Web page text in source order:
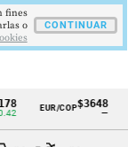
EUR/COP$3648
—
fines
o
CONTINUAR